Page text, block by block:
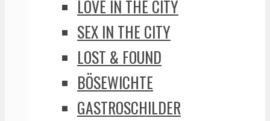
LOVE IN THE CITY
SEX IN THE CITY
LOST & FOUND
BÖSEWICHTE
GASTROSCHILDER